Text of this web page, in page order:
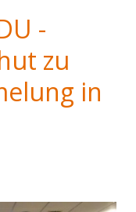
-
zu
in